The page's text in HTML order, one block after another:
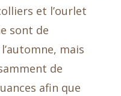
et l’ourlet
sont de
mais
de
afin que